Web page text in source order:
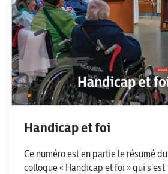
Handicap et foi
Ce numéro est en partie le résumé du
colloque « Handicap et foi » qui s’est